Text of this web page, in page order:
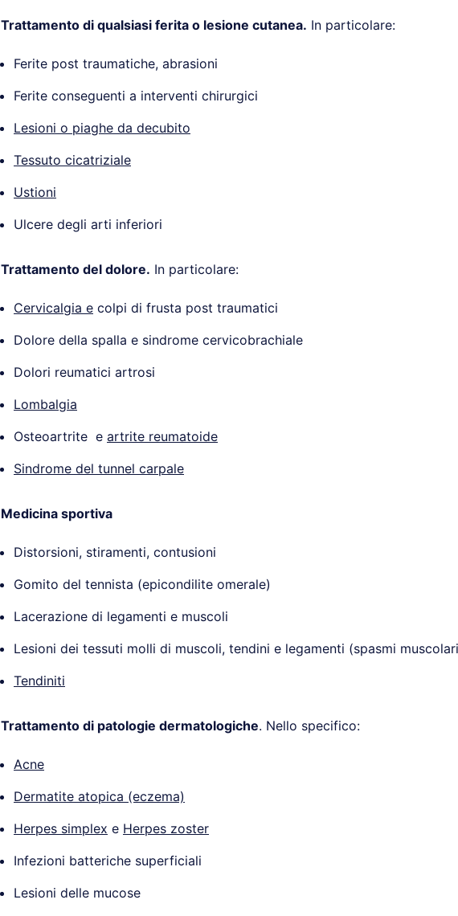
Trattamento di qualsiasi ferita o lesione cutanea. In particolare:
Ferite post traumatiche, abrasioni
Ferite conseguenti a interventi chirurgici
Lesioni o piaghe da decubito
Tessuto cicatriziale
Ustioni
Ulcere degli arti inferiori
Trattamento del dolore. In particolare:
Cervicalgia e colpi di frusta post traumatici
Dolore della spalla e sindrome cervicobrachiale
Dolori reumatici artrosi
Lombalgia
Osteoartrite e artrite reumatoide
Sindrome del tunnel carpale
Medicina sportiva
Distorsioni, stiramenti, contusioni
Gomito del tennista (epicondilite omerale)
Lacerazione di legamenti e muscoli
Lesioni dei tessuti molli di muscoli, tendini e legamenti (spasmi
Tendiniti
Trattamento di patologie dermatologiche. Nello specifico:
Acne
Dermatite atopica (eczema)
Herpes simplex e Herpes zoster
Infezioni batteriche superficiali
Lesioni delle mucose